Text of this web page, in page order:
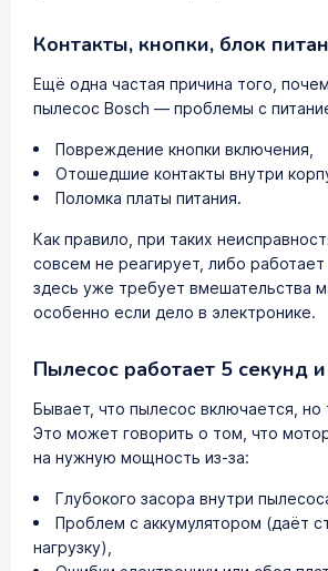
Контакты, кнопки, блок
Ещё одна частая причина того,
пылесос Bosch — проблемы с
Повреждение кнопки включения,
Отошедшие контакты внутри
Поломка платы питания.
Как правило, при таких
совсем не реагирует, либо
здесь уже требует вмешательства
особенно если дело в электронике.
Пылесос работает 5 секунд
Бывает, что пылесос включается, но
Это может говорить о том, что
на нужную мощность из-за:
Глубокого засора внутри
Проблем с аккумулятором (даёт
нагрузку),